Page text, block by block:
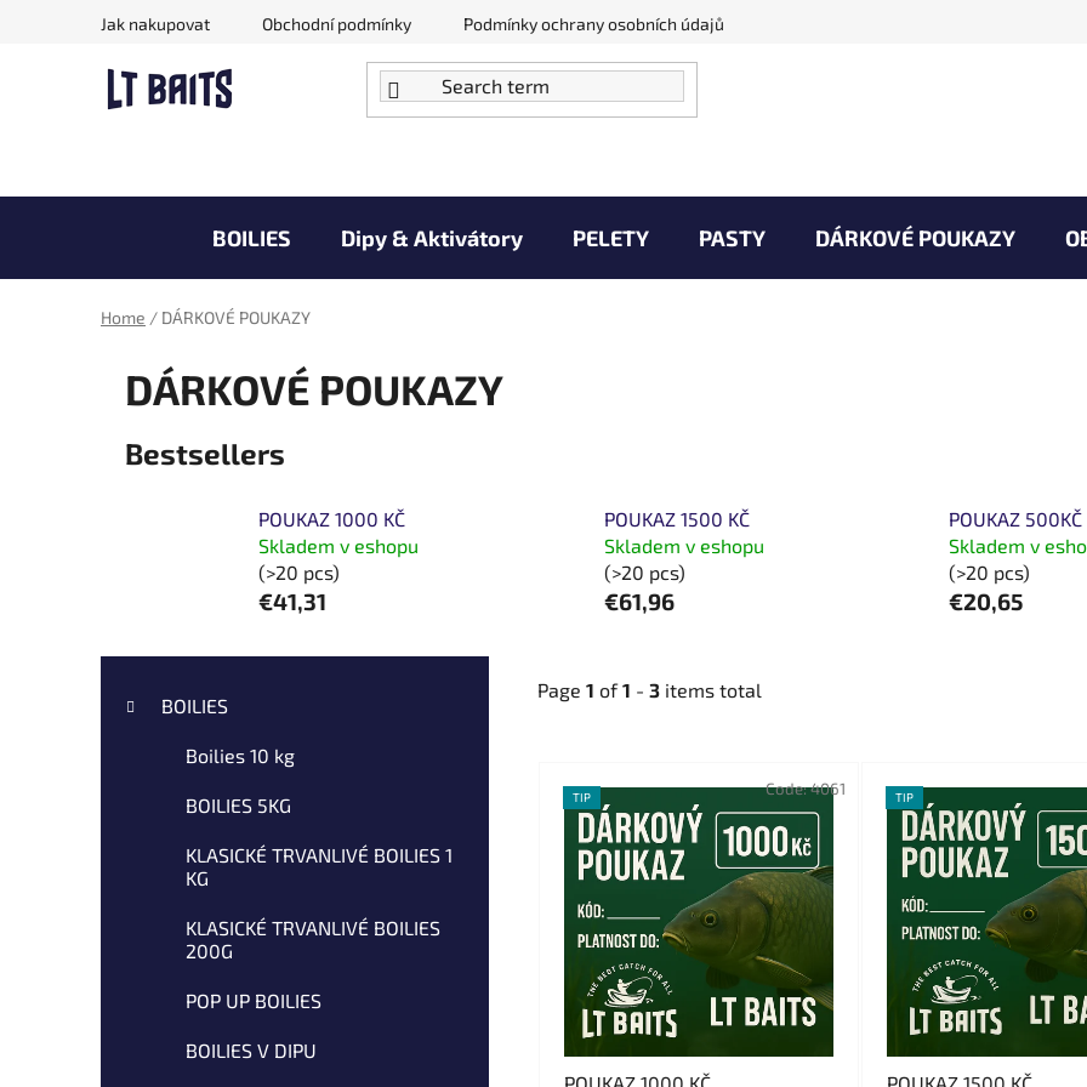
Jak nakupovat Obchodní podmínky Podmínky ochrany osobních údajů
BOILIES Dipy & Aktivátory PELETY PASTY DÁRKOVÉ POUKAZY
Doprodej zboží za akční ceny
Home / DÁRKOVÉ POUKAZY
DÁRKOVÉ POUKAZY
Bestsellers
POUKAZ 1000 KČ
Skladem v eshopu
(>20 pcs)
€41,31
POUKAZ 1500 KČ
Skladem v eshopu
(>20 pcs)
€61,96
POUKAZ 500KČ
Skladem v
(>20 pcs)
€20,65
categoriesBOILIES
Boilies 10 kg
BOILIES 5KG
KLASICKÉ TRVANLIVÉ BOILIES 1
KG
KLASICKÉ TRVANLIVÉ BOILIES
200G
POP UP BOILIES
BOILIES V DIPU
Page 1 of1 - 3 items total
TIP Code:4061 TIP